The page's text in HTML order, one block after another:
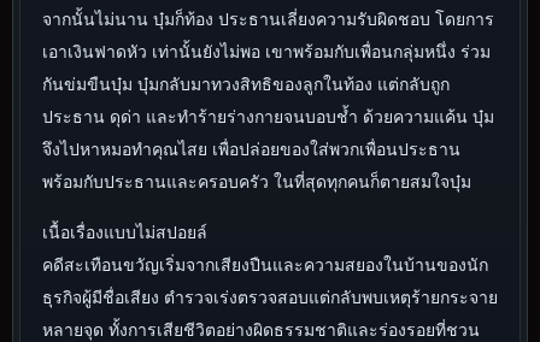
จากนั้นไม่นาน บุ๋มก็ท้อง ประธานเลี่ยงความรับผิดชอบ โดยการ
เอาเงินฟาดหัว เท่านั้นยังไม่พอ เขาพร้อมกับเพื่อนกลุ่มหนึ่ง ร่วม
กันข่มขืนบุ๋ม บุ๋มกลับมาทวงสิทธิของลูกในท้อง แต่กลับถูก
ประธาน ดุด่า และทำร้ายร่างกายจนบอบช้ำ ด้วยความแค้น บุ๋ม
จึงไปหาหมอทำคุณไสย เพื่อปล่อยของใส่พวกเพื่อนประธาน
พร้อมกับประธานและครอบครัว ในที่สุดทุกคนก็ตายสมใจบุ๋ม
เนื้อเรื่องแบบไม่สปอยล์
คดีสะเทือนขวัญเริ่มจากเสียงปืนและความสยองในบ้านของนัก
ธุรกิจผู้มีชื่อเสียง ตำรวจเร่งตรวจสอบแต่กลับพบเหตุร้ายกระจาย
หลายจุด ทั้งการเสียชีวิตอย่างผิดธรรมชาติและร่องรอยที่ชวน